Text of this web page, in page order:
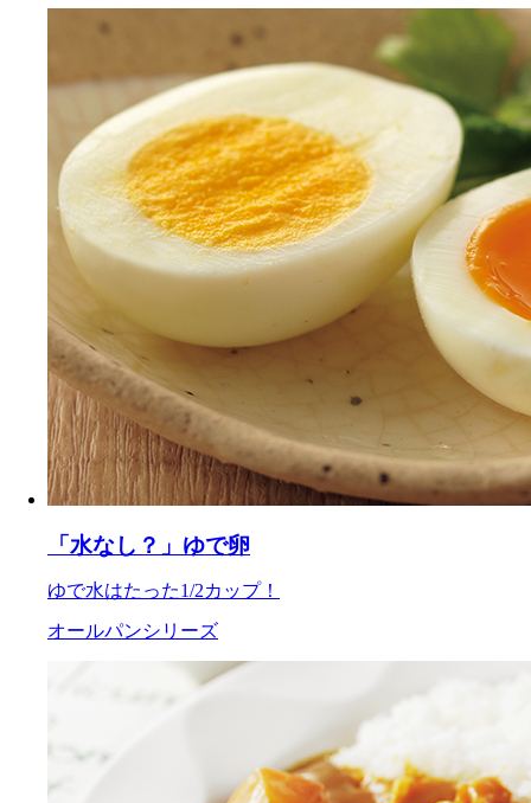
「水なし？」ゆで卵
ゆで水はたった1/2カップ！
オールパンシリーズ